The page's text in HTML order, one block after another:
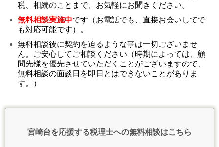
税、相続のことまで、お気軽にお聞きください。
無料相談実施中です（お電話でも、直接お会いしてで
も対応可能です）。
無料相談後に契約を迫るような事は一切ございませ
ん。ご安心してご相談ください（時期によっては、顧
問先様を優先させていただくことがございますので、
無料相談の面談日を即日とはできないことがありま
す。）
宮崎台を応援する税理士への無料相談はこちら